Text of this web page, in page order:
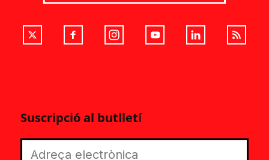
Suscripció al butlletí